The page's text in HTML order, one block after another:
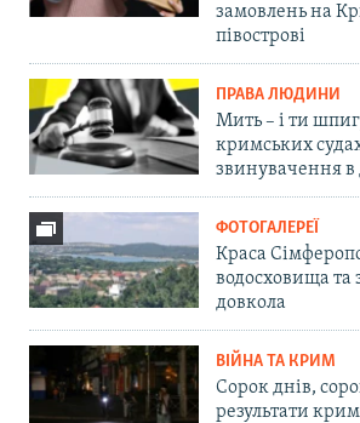
замовлень на
півострові
ПРАВА ЛЮДИНИ
Мить – і ти
кримських
звинувачення в
ФОТОГАЛЕРЕЇ
Краса
водосховища та
довкола
ВІЙНА ТА КРИМ
Сорок днів,
результати